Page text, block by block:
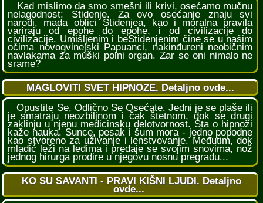
Kad mislimo da smo smešni ili krivi, osećamo mučnu
nelagodnost: Stidenje. Za ovo osećanje znaju svi
narodi, mada oblici Stidenjea, kao i moralna pravila
variraju od epohe do epohe, i od civilizacije do
civilizacije. Umišljenim i beStidenjenim čine se u našim
očima novogvinejski Papuanci, nakinđureni neobičnim
navlakama za muški polni organ. Zar se oni nimalo ne
srame?
MAGLOVITI SVET HIPNOZE. Detaljno ovde...
Opustite Se, Odlično Se Osećate. Jedni je se plaše ili
je smatraju neozbiljnom i čak štetnom, dok se drugi
zaklinju u njenu medicinsku delotvornost. Šta o hipnozi
kaže nauka. Sunce, pesak i šum mora - jedno popodne
kao stvoreno za uživanje i lenstvovanje. Međutim, dok
mladić leži na leđima i predaje se svojim snovima, nož
jednog hirurga prodire u njegovu nosnu pregradu...
KO SU SAVANTI - PRAVI KIŠNI LJUDI. Detaljno
ovde...